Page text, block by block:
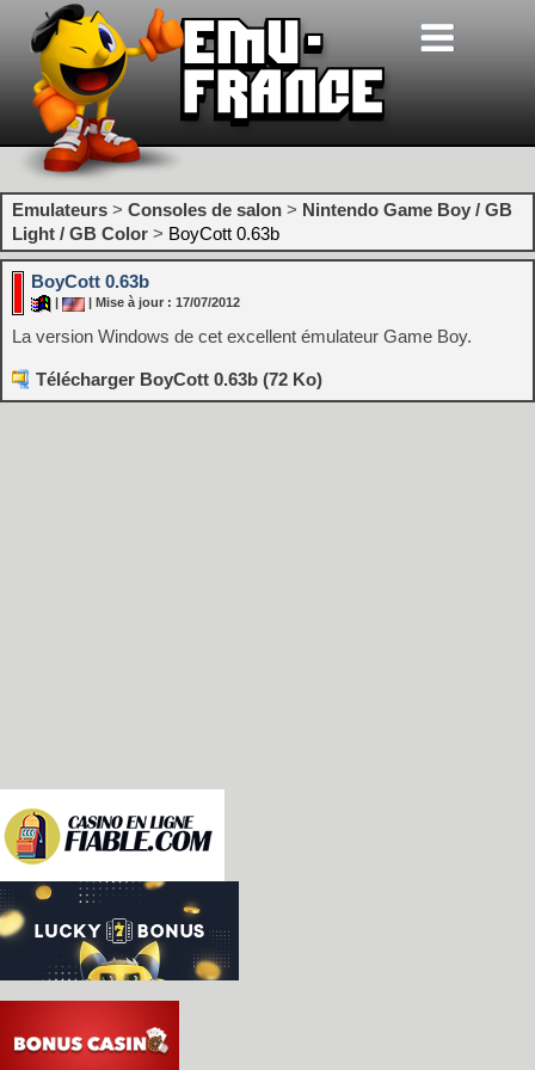
Emulateurs > Consoles de salon > Nintendo Game Boy / GB
Light / GB Color > BoyCott 0.63b
BoyCott 0.63b
| Mise à jour : 17/07/2012
La version Windows de cet excellent émulateur Game Boy.
Télécharger BoyCott 0.63b (72 Ko)